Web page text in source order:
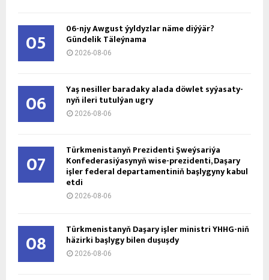
05 06-njy Awgust ýyldyzlar näme diýýär?
Gündelik Täleýnama
2026-08-06
06 Ýaş ne­sil­ler ba­ra­da­ky ala­da döw­let sy­ýa­sa­ty­
nyň ile­ri tu­tul­ýan ug­ry
2026-08-06
07 Türkmenistanyň Prezidenti Şweýsariýa
Konfederasiýasynyň wise-prezidenti, Daşary
işler federal departamentiniň başlygyny kabul
etdi
2026-08-06
08 Türkmenistanyň Daşary işler ministri ÝHHG-niň
häzirki başlygy bilen duşuşdy
2026-08-06